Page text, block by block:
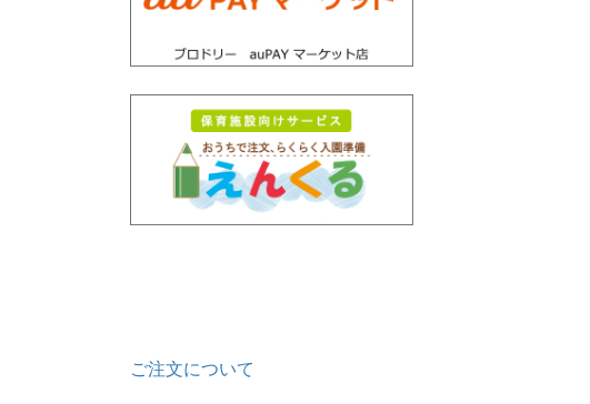
ご注文について